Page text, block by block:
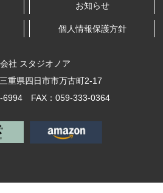
お知らせ
個人情報保護方針
社 スタジオノア
重県四日市市万古町2-17
6994 FAX：059-333-0364